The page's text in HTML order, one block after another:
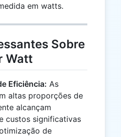
em watts.
Sobre
Watt
Eficiência: As
altas proporções de
alcançam
custos significativas
de